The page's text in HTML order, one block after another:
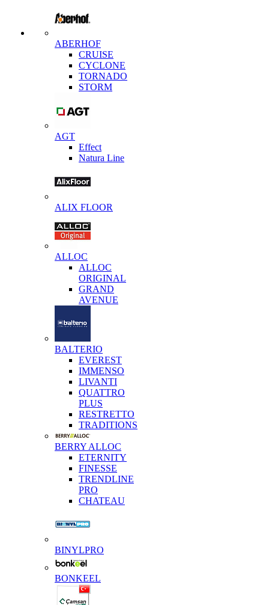
ABERHOF
CRUISE
CYCLONE
TORNADO
STORM
AGT
Effect
Natura Line
ALIX FLOOR
ALLOC
ALLOC
ORIGINAL
GRAND
AVENUE
BALTERIO
EVEREST
IMMENSO
LIVANTI
QUATTRO
PLUS
RESTRETTO
TRADITIONS
BERRY ALLOC
ETERNITY
FINESSE
TRENDLINE
PRO
CHATEAU
BINYLPRO
BONKEEL